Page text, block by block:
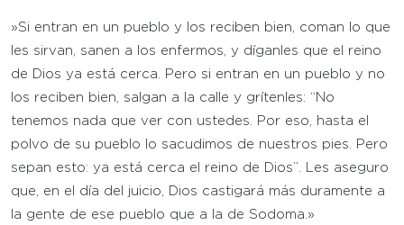
»Si entran en un pueblo y los reciben bien, coman lo que
les sirvan, sanen a los enfermos, y díganles que el reino
de Dios ya está cerca. Pero si entran en un pueblo y no
los reciben bien, salgan a la calle y grítenles: “No
tenemos nada que ver con ustedes. Por eso, hasta el
polvo de su pueblo lo sacudimos de nuestros pies. Pero
sepan esto: ya está cerca el reino de Dios”. Les aseguro
que, en el día del juicio, Dios castigará más duramente a
la gente de ese pueblo que a la de Sodoma.»